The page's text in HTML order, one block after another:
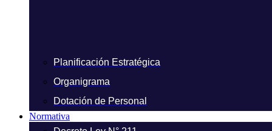
Planificación Estratégica
Organigrama
Dotación de Personal
Normativa